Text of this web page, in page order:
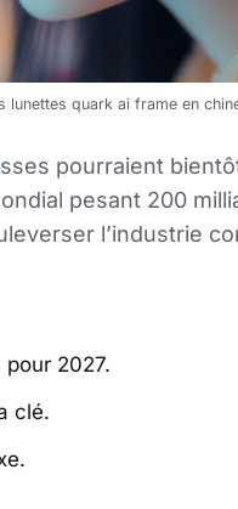
lunettes quark ai frame en
pourraient
pesant 200
l’industrie
2027.
clé.